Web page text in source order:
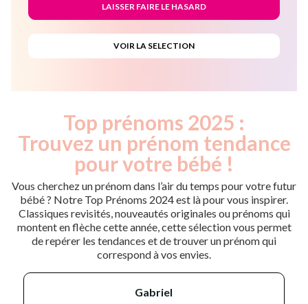
Top prénoms 2025 :
Trouvez un prénom tendance
pour votre bébé !
Vous cherchez un prénom dans l’air du temps pour votre futur
bébé ? Notre Top Prénoms 2024 est là pour vous inspirer.
Classiques revisités, nouveautés originales ou prénoms qui
montent en flèche cette année, cette sélection vous permet
de repérer les tendances et de trouver un prénom qui
correspond à vos envies.
gabriel